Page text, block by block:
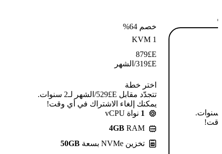
خصم 64%
KVM 1
E£
879
E£
319/الشهر
اختر خطة
تتجدّد مقابل E£⁦529⁩/الشهر لـ2 سنوات.
يمكنك إلغاء الاشتراك في أي وقت!
1 نواة vCPU
4GB RAM
تخزين NVMe بسعة
50GB
تتجدّد مقابل E£⁦639⁩/الشهر لـ2 سنوات.
وقت!